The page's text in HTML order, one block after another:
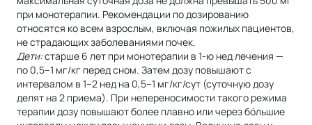
при монотерапии. Рекомендации по дозированию
относятся ко всем взрослым, включая пожилых пациентов,
не страдающих заболеваниями почек.
Дети:старше 6 лет при монотерапии в 1-ю нед лечения —
по 0,5–1 мг/кг перед сном. Затем дозу повышают с
интервалом в 1–2 нед на 0,5–1 мг/кг/сут (суточную дозу
делят на 2 приема). При непереносимости такого режима
терапии дозу повышают более плавно или через бóльшие